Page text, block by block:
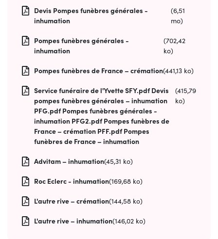
Devis Pompes funèbres générales -
inhumation
(6,51
mo)
Pompes funèbres générales -
inhumation
(702,42
ko)
Pompes funèbres de France – crémation(441,13 ko)
Service funéraire de l'Yvette SFY.pdf Devis
pompes funèbres générales – inhumation
PFG.pdf Pompes funèbres générales -
inhumation PFG2.pdf Pompes funèbres de
France – crémation PFF.pdf Pompes
funèbres de France – inhumation
(415,79
ko)
Advitam – inhumation(45,31 ko)
Roc Eclerc - inhumation(169,68 ko)
L'autre rive – crémation(144,58 ko)
L'autre rive – inhumation(146,02 ko)